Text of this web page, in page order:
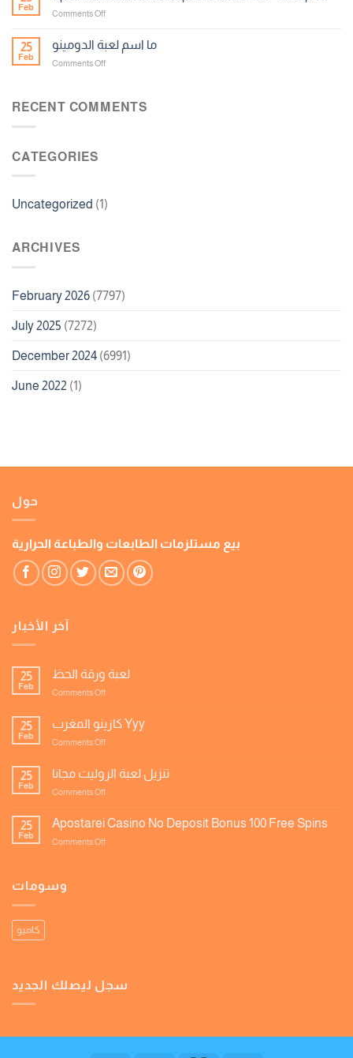
Feb
Comments Offon
Casino
No
Free
25
Feb
ما اسم لعبة الدومينو
Comments Offon
لعبة
RECENT COMMENTS
CATEGORIES
Uncategorized (1)
ARCHIVES
February 2026 (7797)
July 2025 (7272)
December 2024 (6991)
June 2022 (1)
حول
بيع مستلزمات الطابعات والطباعة الحرارية
آخر الأخبار
25
Feb
لعبة ورقة الحظ
Comments Offon
ورقة
الحظ
25
Feb
كازينو المغرب Yyy
Comments Offon
المغرب
Yyy
25
Feb
تنزيل لعبة الروليت مجانا
Comments Offon
لعبة
25
Feb
Apostarei Casino No Deposit Bonus 100 Free Spins
Comments Offon
وسومات
كاميو
سجل ليصلك الجديد